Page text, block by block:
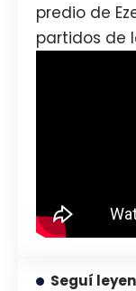
predio de
partidos de
Seguí